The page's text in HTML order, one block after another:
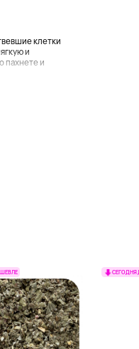
клетки
и
пахнете и
СЕГОДНЯ